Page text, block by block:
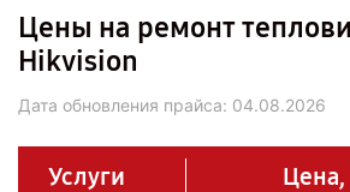
Цены на ремонт
Hikvision
Дата обновления прайса: 04.08.2026
Услуги Цена,